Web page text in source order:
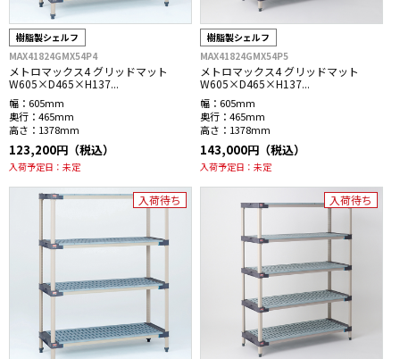
樹脂製シェルフ
MAX41824GMX54P4
メトロマックス4 グリッドマット
W605×D465×H137...
幅： 605mm
奥行： 465mm
高さ： 1378mm
123,200円（税込）
入荷予定日： 未定
樹脂製シェルフ
MAX41824GMX54P5
メトロマックス4 グリッドマット
W605×D465×H137...
幅： 605mm
奥行： 465mm
高さ： 1378mm
143,000円（税込）
入荷予定日： 未定
入荷待ち 入荷待ち